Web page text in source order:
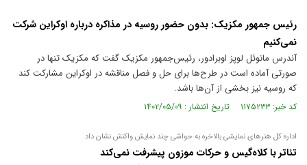
رئیس جمهور مکزیک: بدون حضور روسیه در مذاکره درباره اوکراین شرکت
نمی‌کنیم
آندرس مانوئل لوپز اوبرادور، رئیس‌جمهور مکزیک گفت که مکزیک تنها در
صورتی آماده است در طرح‌ها برای حل و فصل مناقشه در اوکراین مشارکت کند
که روسیه نیز بخشی از آن‌ها باشد.
کد خبر: ۱۱۷۵۲۳۳ تاریخ انتشار : ۱۴۰۲/۰۵/۰۹
اداره کل هنر‌های نمایشی بالاخره به حواشی چند نمایش واکنش نشان داد
تئاتر با کلاه‌گیس و حرکات موزون پیشرفت نمی‌کند